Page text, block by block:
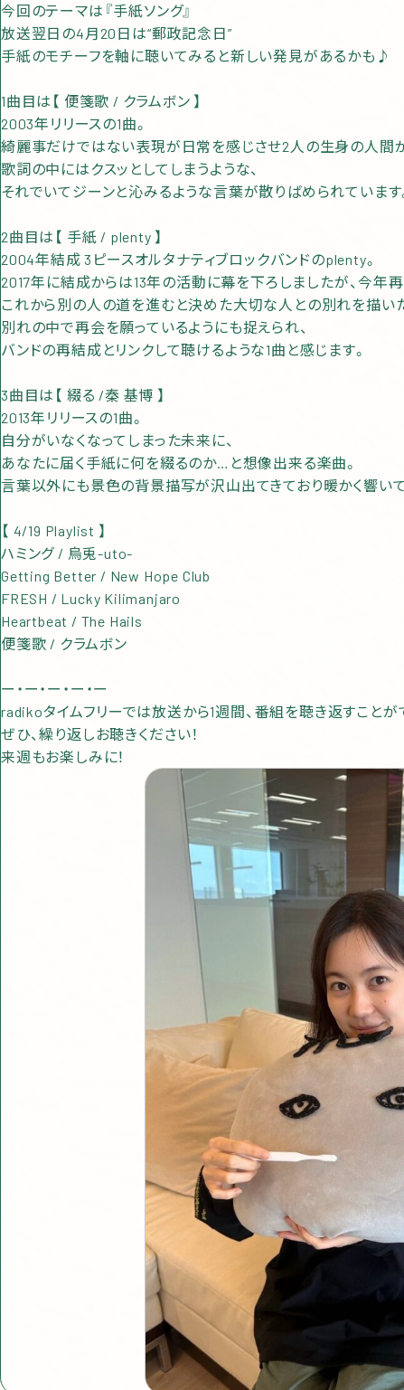
今回のテーマは『手紙ソング』
放送翌日の4月20日は“郵政記念日”
手紙のモチーフを軸に聴いてみると新しい発見があるかも♪
1曲目は【 便箋歌 / クラムボン 】
2003年リリースの1曲。
綺麗事だけではない表現が日常を感じさせ2人の生身の人間
歌詞の中にはクスッとしてしまうような、
それでいてジーンと沁みるような言葉が散りばめられています
2曲目は【 手紙 / plenty 】
2004年結成 3ピースオルタナティブロックバンドのplenty。
2017年に結成からは13年の活動に幕を下ろしましたが、今年再
これから別の人の道を進むと決めた大切な人との別れを描い
別れの中で再会を願っているようにも捉えられ、
バンドの再結成とリンクして聴けるような1曲と感じます。
3曲目は【 綴る /秦 基博 】
2013年リリースの1曲。
自分がいなくなってしまった未来に、
あなたに届く手紙に何を綴るのか…と想像出来る楽曲。
言葉以外にも景色の背景描写が沢山出てきており暖かく響いて
【 4/19 Playlist 】
ハミング / 烏兎-uto-
Getting Better / New Hope Club
FRESH / Lucky Kilimanjaro
Heartbeat / The Hails
便箋歌 / クラムボン
ー・ー・ー・ー・ー
radikoタイムフリーでは放送から1週間、番組を聴き返すことが
ぜひ、繰り返しお聴きください！
来週もお楽しみに！